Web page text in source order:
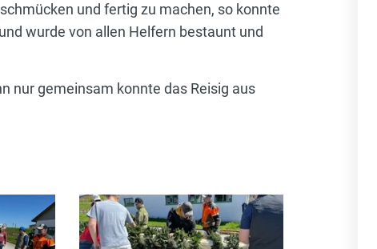
und fertig zu machen, so konnte
wurde von allen Helfern bestaunt und
nur gemeinsam konnte das Reisig aus